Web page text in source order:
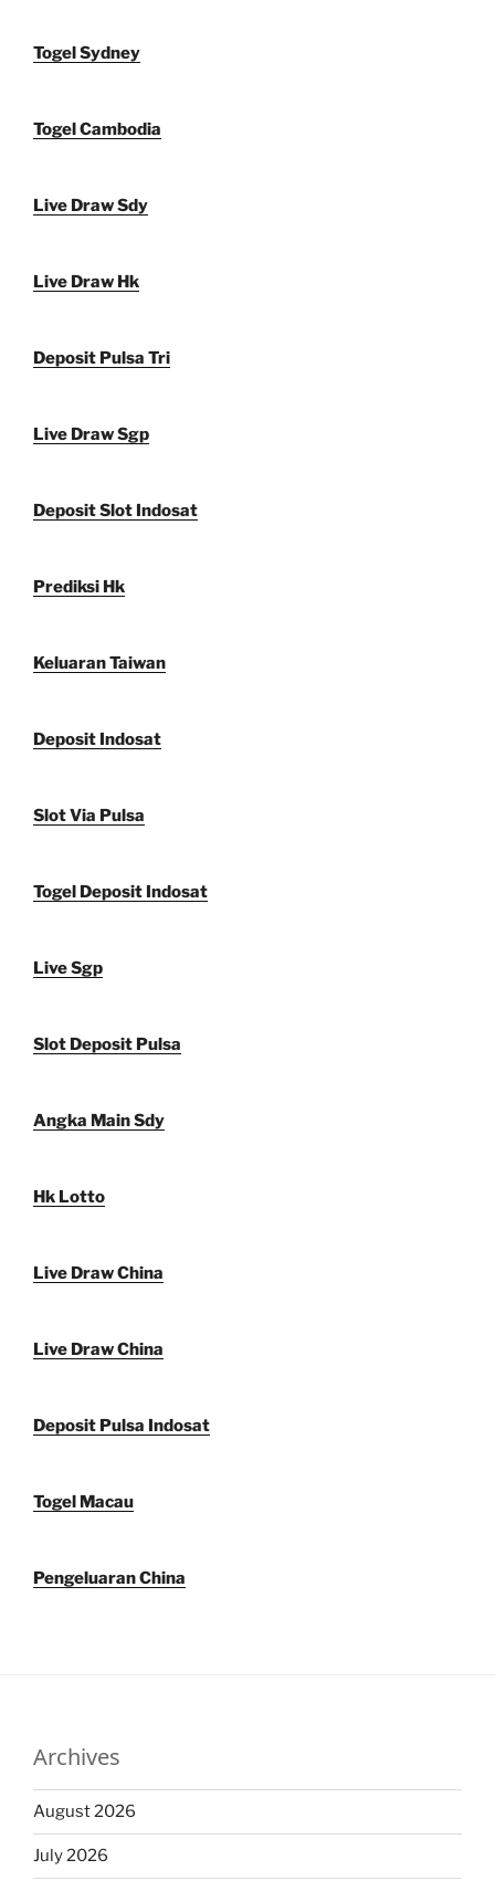
Togel Sydney
Togel Cambodia
Live Draw Sdy
Live Draw Hk
Deposit Pulsa Tri
Live Draw Sgp
Deposit Slot Indosat
Prediksi Hk
Keluaran Taiwan
Deposit Indosat
Slot Via Pulsa
Togel Deposit Indosat
Live Sgp
Slot Deposit Pulsa
Angka Main Sdy
Hk Lotto
Live Draw China
Live Draw China
Deposit Pulsa Indosat
Togel Macau
Pengeluaran China
Archives
August 2026
July 2026